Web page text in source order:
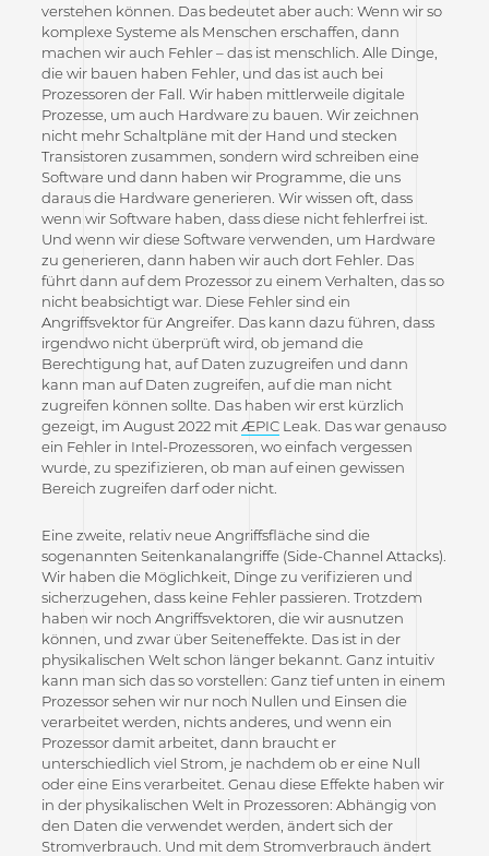
verstehen können. Das bedeutet aber auch: Wenn wir so
komplexe Systeme als Menschen erschaffen, dann
machen wir auch Fehler – das ist menschlich. Alle Dinge,
die wir bauen haben Fehler, und das ist auch bei
Prozessoren der Fall. Wir haben mittlerweile digitale
Prozesse, um auch Hardware zu bauen. Wir zeichnen
nicht mehr Schaltpläne mit der Hand und stecken
Transistoren zusammen, sondern wird schreiben eine
Software und dann haben wir Programme, die uns
daraus die Hardware generieren. Wir wissen oft, dass
wenn wir Software haben, dass diese nicht fehlerfrei ist.
Und wenn wir diese Software verwenden, um Hardware
zu generieren, dann haben wir auch dort Fehler. Das
führt dann auf dem Prozessor zu einem Verhalten, das so
nicht beabsichtigt war. Diese Fehler sind ein
Angriffsvektor für Angreifer. Das kann dazu führen, dass
irgendwo nicht überprüft wird, ob jemand die
Berechtigung hat, auf Daten zuzugreifen und dann
kann man auf Daten zugreifen, auf die man nicht
zugreifen können sollte. Das haben wir erst kürzlich
gezeigt, im August 2022 mit ÆPICLeak. Das war genauso
ein Fehler in Intel-Prozessoren, wo einfach vergessen
wurde, zu spezifizieren, ob man auf einen gewissen
Bereich zugreifen darf oder nicht.
Eine zweite, relativ neue Angriffsfläche sind die
sogenannten Seitenkanalangriffe (Side-Channel Attacks).
Wir haben die Möglichkeit, Dinge zu verifizieren und
sicherzugehen, dass keine Fehler passieren. Trotzdem
haben wir noch Angriffsvektoren, die wir ausnutzen
können, und zwar über Seiteneffekte. Das ist in der
physikalischen Welt schon länger bekannt. Ganz intuitiv
kann man sich das so vorstellen: Ganz tief unten in einem
Prozessor sehen wir nur noch Nullen und Einsen die
verarbeitet werden, nichts anderes, und wenn ein
Prozessor damit arbeitet, dann braucht er
unterschiedlich viel Strom, je nachdem ob er eine Null
oder eine Eins verarbeitet. Genau diese Effekte haben wir
in der physikalischen Welt in Prozessoren: Abhängig von
den Daten die verwendet werden, ändert sich der
Stromverbrauch. Und mit dem Stromverbrauch ändert